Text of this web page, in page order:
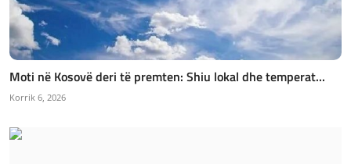
Moti në Kosovë deri të premten: Shiu lokal dhe temperat...
Korrik 6, 2026